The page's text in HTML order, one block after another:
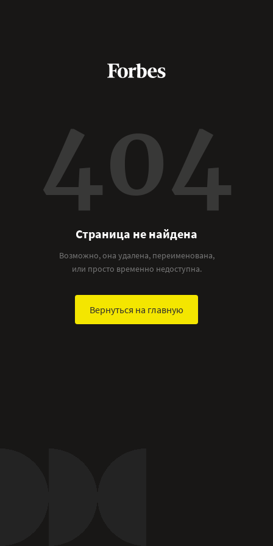
404
Страница не найдена
Возможно, она удалена, переименована,
или просто временно недоступна.
Вернуться на главную